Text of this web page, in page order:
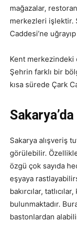
mağazalar,
merkezleri işlektir.
Caddesi’ne
Kent
Şehrin farklı bir
kısa sürede Çark
Sakarya alışveriş
görülebilir.
özgü çok sayıda
eşyaya
bakırcılar,
bulunmaktadır.
bastonlardan